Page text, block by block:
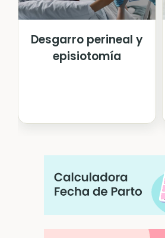
Desgarro perineal y
episiotomía